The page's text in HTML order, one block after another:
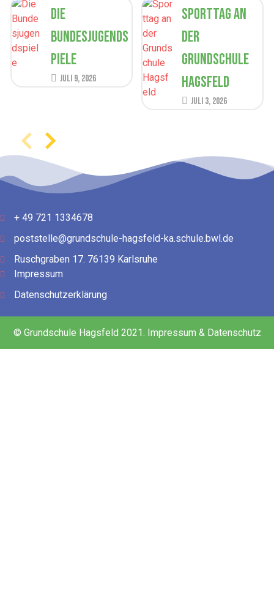
Die
Bundesjugends
piele
Juli 9, 2026
Sporttag an
der
Grundschule
Hagsfeld
Juli 3, 2026
+ 49 721 1334678
poststelle@grundschule-hagsfeld-ka.schule.bwl.de
Ruschgraben 17. 76139 Karlsruhe
Impressum
Datenschutzerklärung
© Grundschule Hagsfeld 2021. Impressum & Datenschutz